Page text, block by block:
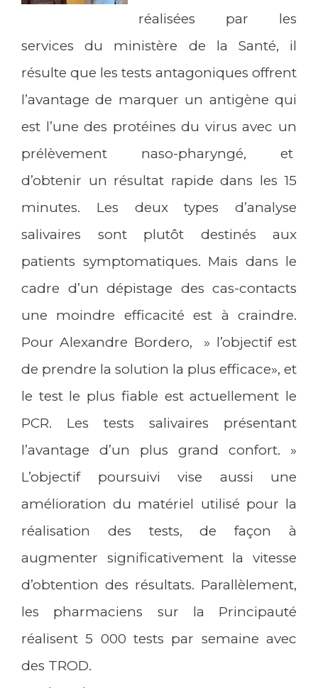
réalisées par les
services du ministère de la Santé, il
résulte que les tests antagoniques offrent
l’avantage de marquer un antigène qui
est l’une des protéines du virus avec un
prélèvement naso-pharyngé, et
d’obtenir un résultat rapide dans les 15
minutes. Les deux types d’analyse
salivaires sont plutôt destinés aux
patients symptomatiques. Mais dans le
cadre d’un dépistage des cas-contacts
une moindre efficacité est à craindre.
Pour Alexandre Bordero, » l’objectif est
de prendre la solution la plus efficace», et
le test le plus fiable est actuellement le
PCR. Les tests salivaires présentant
l’avantage d’un plus grand confort. »
L’objectif poursuivi vise aussi une
amélioration du matériel utilisé pour la
réalisation des tests, de façon à
augmenter significativement la vitesse
d’obtention des résultats. Parallèlement,
les pharmaciens sur la Principauté
réalisent 5 000 tests par semaine avec
des TROD.